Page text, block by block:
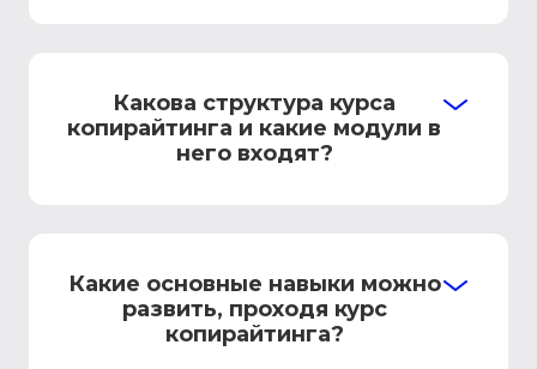
Какова структура курса
копирайтинга и какие модули в
него входят?
Какие основные навыки можно
развить, проходя курс
копирайтинга?